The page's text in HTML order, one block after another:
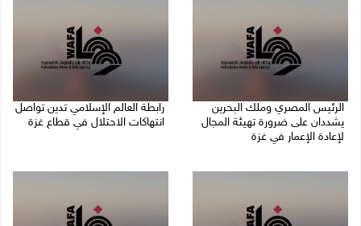
الرئيس المصري وملك البحرين
يشددان على ضرورة تهيئة المجال
لإعادة الإعمار في غزة
رابطة العالم الإسلامي تدين تواصل
انتهاكات الاحتلال في قطاع غزة